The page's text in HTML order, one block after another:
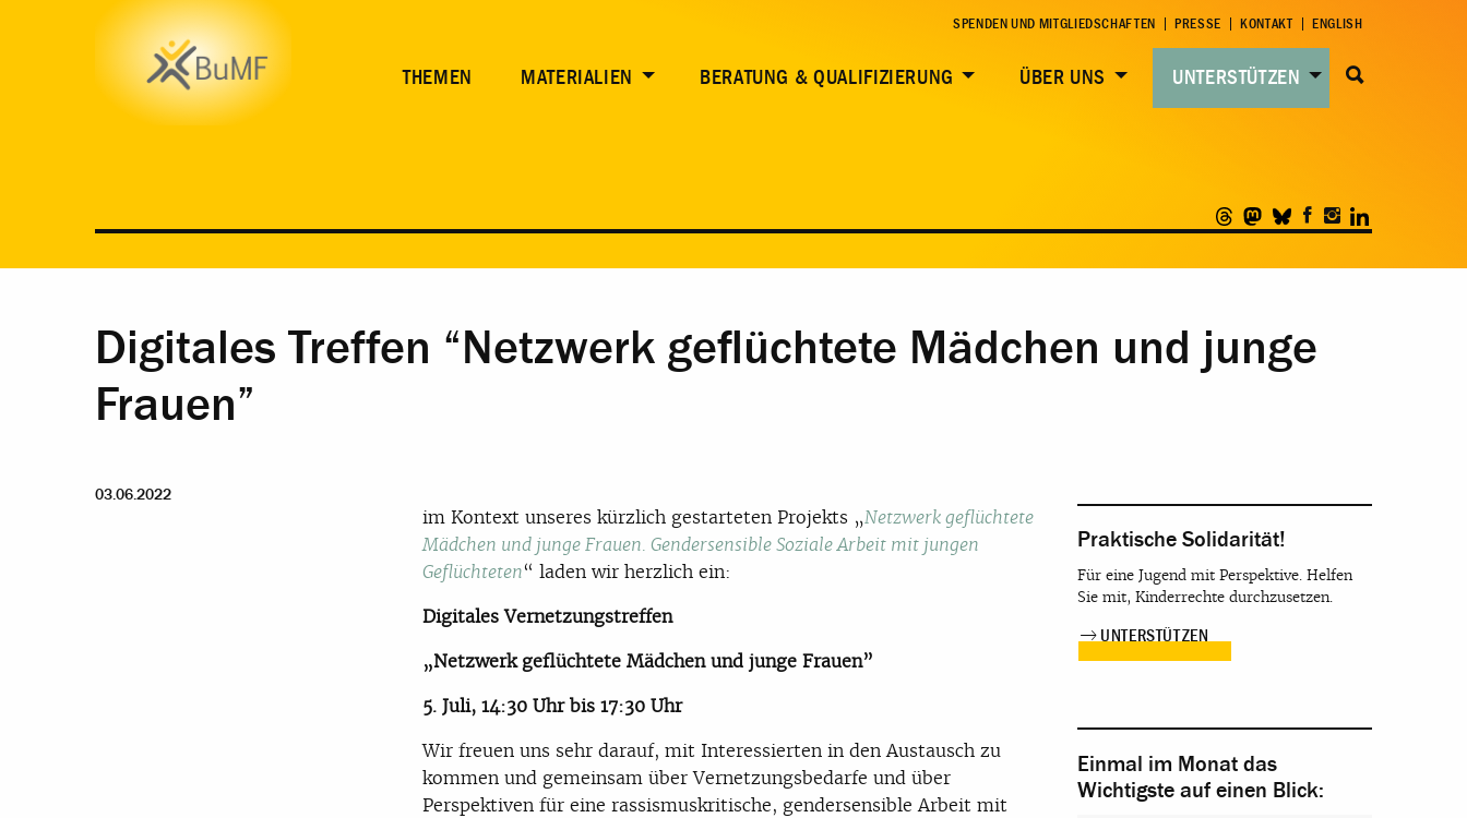
SPENDEN UND MITGLIEDSCHAFTEN PRESSE KONTAKT ENGLISH
THEMEN MATERIALIEN BERATUNG & QUALIFIZIERUNG ÜBER UNS UNTERSTÜTZEN
Digitales Treffen “Netzwerk geflüchtete Mädchen und junge
Frauen”
03.06.2022
im Kontext unseres kürzlich gestarteten Projekts „Netzwerk geflüchtete
Mädchen und junge Frauen. Gendersensible Soziale Arbeit mit jungen
Geflüchteten“ laden wir herzlich ein:
Digitales Vernetzungstreffen
„Netzwerk geflüchtete Mädchen und junge Frauen”
5. Juli, 14:30 Uhr bis 17:30 Uhr
Wir freuen uns sehr darauf, mit Interessierten in den Austausch zu
kommen und gemeinsam über Vernetzungsbedarfe und über
Perspektiven für eine rassismuskritische, gendersensible Arbeit mit
Praktische Solidarität!
Für eine Jugend mit Perspektive. Helfen
Sie mit, Kinderrechte durchzusetzen.
UNTERSTÜTZEN
Einmal im Monat das
Wichtigste auf einen Blick: